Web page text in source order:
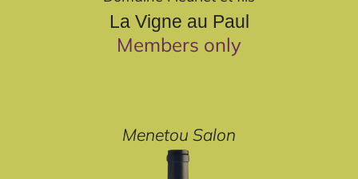
La Vigne au Paul
Members only
Menetou Salon